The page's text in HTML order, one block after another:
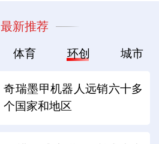
最新推荐
体育 环创 城市
奇瑞墨甲机器人远销六十多
个国家和地区